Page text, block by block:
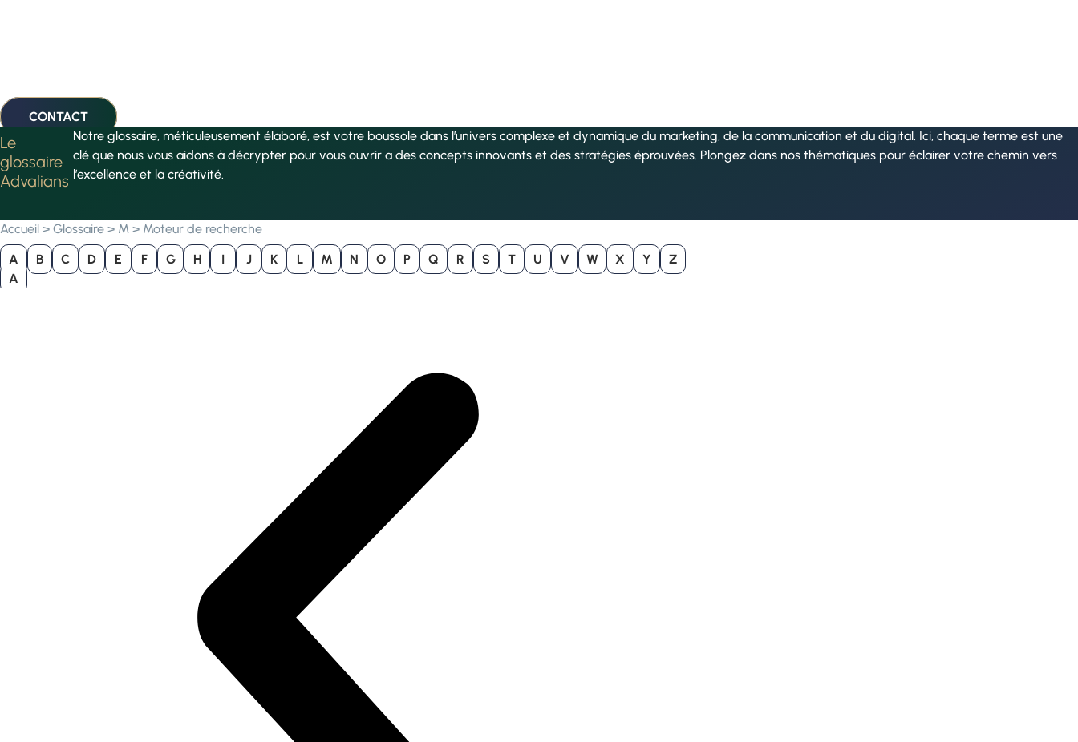
CONTACT
Le
glossaire
Advalians
Notre glossaire, méticuleusement élaboré, est votre boussole dans l’univers complexe et dynamique du marketing, de la communication et du digital. Ici, chaque terme est une
clé que nous vous aidons à décrypter pour vous ouvrir a des concepts innovants et des stratégies éprouvées. Plongez dans nos thématiques pour éclairer votre chemin vers
l’excellence et la créativité.
Accueil > Glossaire > M > Moteur de recherche
A B C D E F G H I J K L M N O P Q R S T U V W X Y
Z
A